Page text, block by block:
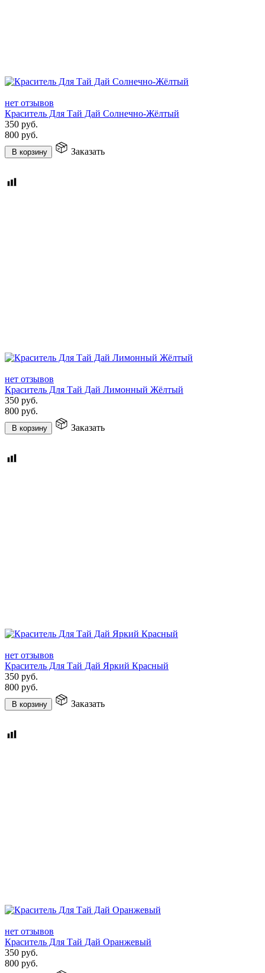
нет отзывов
Краситель Для Тай Дай Солнечно-Жёлтый
350 руб.
800 руб.
В корзину Заказать
нет отзывов
Краситель Для Тай Дай Лимонный Жёлтый
350 руб.
800 руб.
В корзину Заказать
нет отзывов
Краситель Для Тай Дай Яркий Красный
350 руб.
800 руб.
В корзину Заказать
нет отзывов
Краситель Для Тай Дай Оранжевый
350 руб.
800 руб.